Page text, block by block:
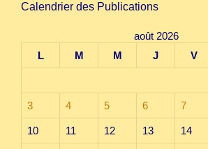
Calendrier des Publications
août 2026
L
M M J V
3 4 5 6 7
10 11 12 13 14